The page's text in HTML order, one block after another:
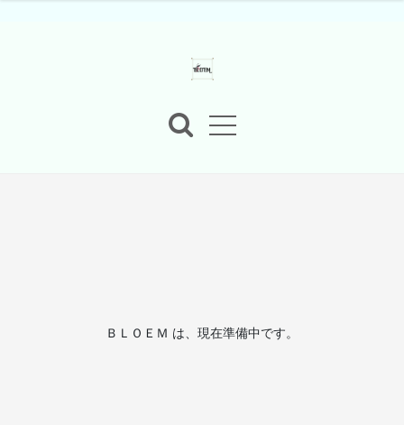
ＢＬＯＥＭ は、現在準備中です。